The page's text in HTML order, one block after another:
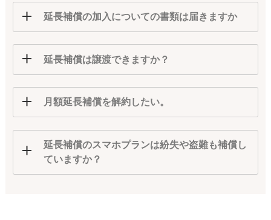
延長補償の加入についての書類は届きますか
延長補償は譲渡できますか？
月額延長補償を解約したい。
延長補償のスマホプランは紛失や盗難も補償し
ていますか？